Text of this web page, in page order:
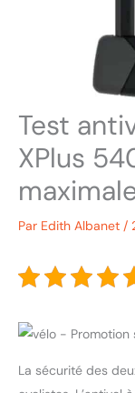
Test
XPlus
Par Edith Albanet /
La sécurité des